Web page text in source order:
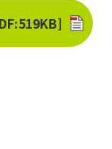
PDF 新